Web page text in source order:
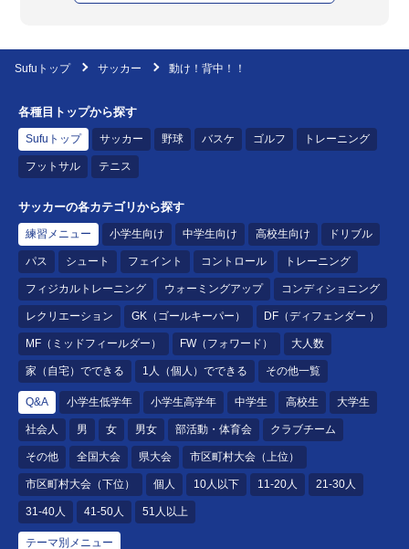
Sufuトップ サッカー 動け！背中！！
各種目トップから探す
Sufuトップ サッカー 野球 バスケ ゴルフ トレーニング
フットサル テニス
サッカーの各カテゴリから探す
練習メニュー 小学生向け 中学生向け 高校生向け ドリブル
パス シュート フェイント コントロール トレーニング
フィジカルトレーニング ウォーミングアップ コンディショニング
レクリエーション GK（ゴールキーパー） DF（ディフェンダー ）
MF（ミッドフィールダー） FW（フォワード） 大人数
家（自宅）でできる 1人（個人）でできる その他一覧
Q&A 小学生低学年 小学生高学年 中学生 高校生 大学生
社会人 男 女 男女 部活動・体育会 クラブチーム
その他 全国大会 県大会 市区町村大会（上位）
市区町村大会（下位） 個人 10人以下 11-20人 21-30人
31-40人 41-50人 51人以上
テーマ別メニュー